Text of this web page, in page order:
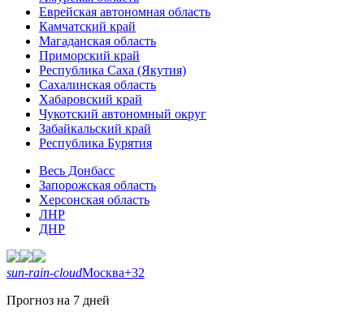
Еврейская автономная область
Камчатский край
Магаданская область
Приморский край
Республика Саха (Якутия)
Сахалинская область
Хабаровский край
Чукотский автономный округ
Забайкальский край
Республика Бурятия
Весь Донбасс
Запорожская область
Херсонская область
ЛНР
ДНР
sun-rain-cloudМосква+32
Прогноз на 7 дней